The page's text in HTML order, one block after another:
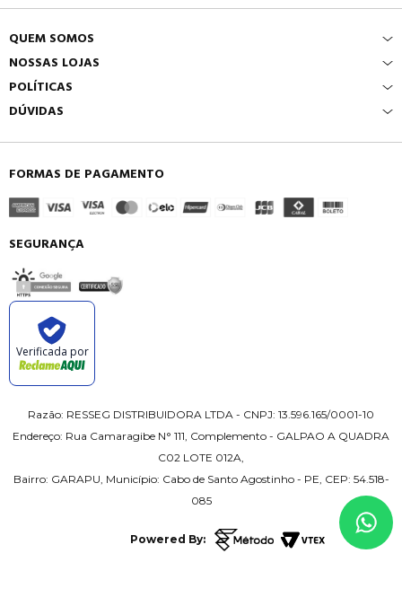
QUEM SOMOS
NOSSAS LOJAS
POLÍTICAS
DÚVIDAS
FORMAS DE PAGAMENTO
SEGURANÇA
Verificada por
Razão: RESSEG DISTRIBUIDORA LTDA - CNPJ: 13.596.165/0001-10
Endereço: Rua Camaragibe N° 111, Complemento - GALPAO A QUADRA
C02 LOTE 012A,
Bairro: GARAPU, Município: Cabo de Santo Agostinho - PE, CEP: 54.518-
085
Powered By: